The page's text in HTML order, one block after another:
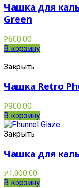
Чашка для
Green
Р600.00
В корзину
Закрыть
Чашка Retro
Р900.00
В корзину
Закрыть
Чашка для
Р1,000.00
В корзину